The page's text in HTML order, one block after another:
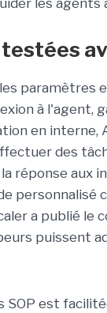
les
paramètres
à l'agent,
en interne,
des
réponse aux
personnalisé
a publié le
puissent
SOP est